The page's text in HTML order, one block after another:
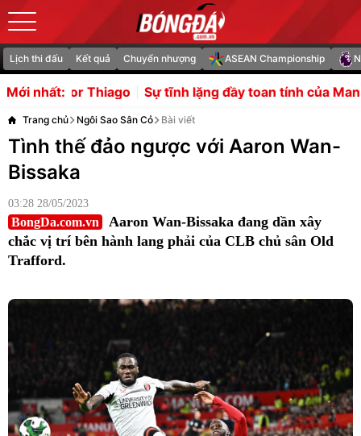
Lịch thi đấu Kết quả Chuyển nhượng ASEAN Championship
Mới nhất:
Sự tĩnh lặng đầy toan tính của Man Utd trên thị trường
Trang chủ Ngôi Sao Sân Cỏ Bài viết
Tình thế đảo ngược với Aaron Wan-
Bissaka
03:28 28/05/2023
BongDa.com.vn
Aaron Wan-Bissaka đang dần xây
chắc vị trí bên hành lang phải của CLB chủ sân Old
Trafford.